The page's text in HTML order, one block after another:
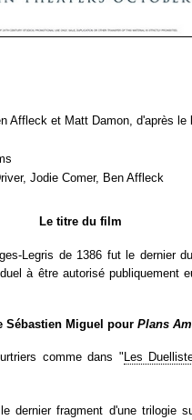
Affleck et Matt Damon, d'après le
Jodie Comer, Ben Affleck
Le titre du film
Legris de 1386 fut le dernier
à être autorisé publiquement
Sébastien Miguel pour Plans
comme dans " Les
dernier fragment d'une trilogie